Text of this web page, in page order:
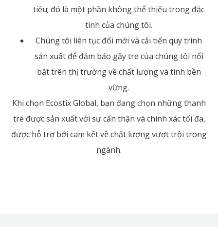
tiêu; đó là một phần không thể thiếu trong đặc
tính của chúng tôi.
Chúng tôi liên tục đổi mới và cải tiến quy trình
sản xuất để đảm bảo gậy tre của chúng tôi nổi
bật trên thị trường về chất lượng và tính bền
vững.
Khi chọn Ecostix Global, bạn đang chọn những thanh
tre được sản xuất với sự cẩn thận và chính xác tối đa,
được hỗ trợ bởi cam kết về chất lượng vượt trội trong
ngành.